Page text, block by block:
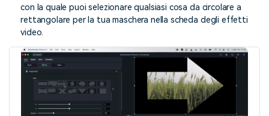
con la quale puoi selezionare qualsiasi cosa da circolare a
rettangolare per la tua maschera nella scheda degli effetti
video.